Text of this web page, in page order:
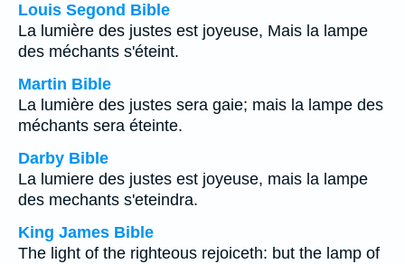
Louis Segond Bible
La lumière des justes est joyeuse, Mais la lampe
des méchants s'éteint.
Martin Bible
La lumière des justes sera gaie; mais la lampe des
méchants sera éteinte.
Darby Bible
La lumiere des justes est joyeuse, mais la lampe
des mechants s'eteindra.
King James Bible
The light of the righteous rejoiceth: but the lamp of